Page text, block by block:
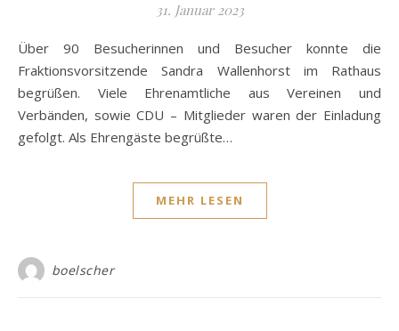
31. Januar 2023
Über 90 Besucherinnen und Besucher konnte die
Fraktionsvorsitzende Sandra Wallenhorst im Rathaus
begrüßen. Viele Ehrenamtliche aus Vereinen und
Verbänden, sowie CDU – Mitglieder waren der Einladung
gefolgt. Als Ehrengäste begrüßte…
MEHR LESEN
boelscher